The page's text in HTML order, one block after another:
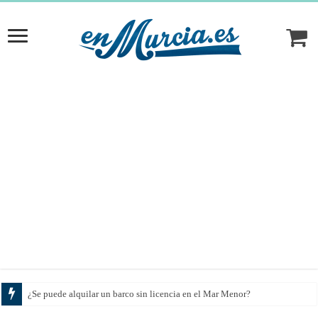
¿Se puede alquilar un barco sin licencia en el Mar Menor?